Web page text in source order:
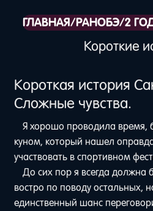
ГЛАВНАЯ/РАНОБЭ/2
Короткие
Короткая история
Сложные чувства.
Я хорошо проводила время,
куном, который нашел
участвовать в спортивном
До сих пор я всегда должна
востро по поводу остальных,
единственный шанс